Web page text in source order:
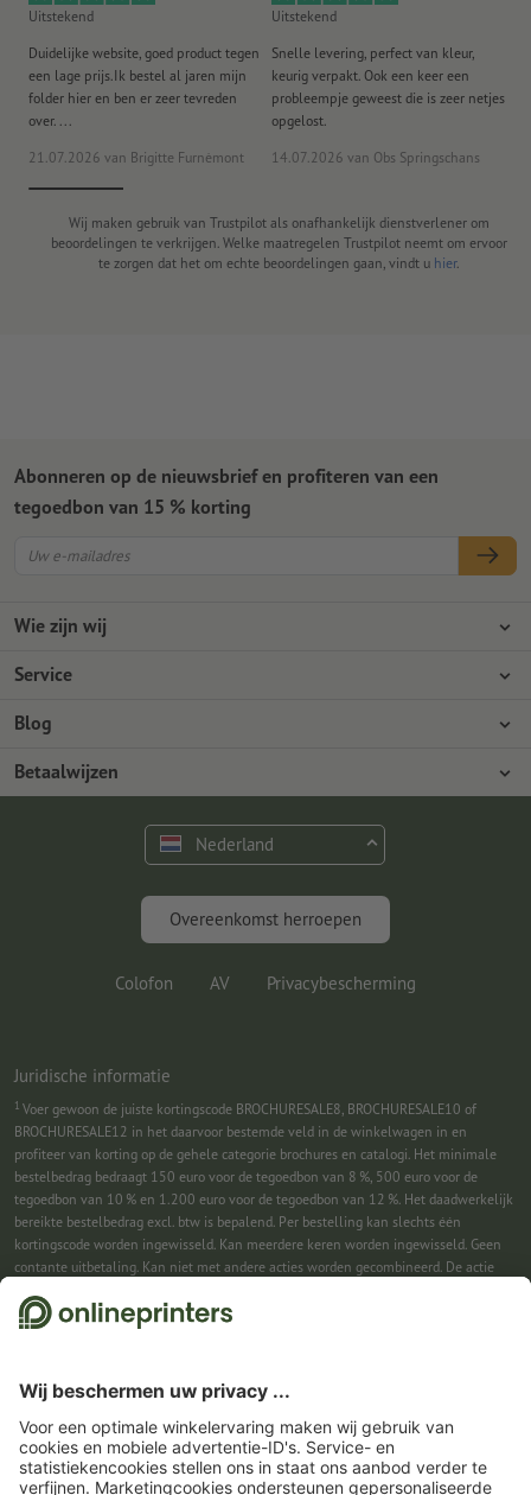
Uitstekend
Duidelijke website, goed product tegen
een lage prijs.Ik bestel al jaren mijn
folder hier en ben er zeer tevreden
over. ...
21.07.2026 van Brigitte Furnèmont
Uitstekend
Snelle levering, perfect van kleur,
keurig verpakt. Ook een keer een
probleempje geweest die is zeer netjes
opgelost.
14.07.2026 van Obs Springschans
Wij maken gebruik van Trustpilot als onafhankelijk dienstverlener om
beoordelingen te verkrijgen. Welke maatregelen Trustpilot neemt om ervoor
te zorgen dat het om echte beoordelingen gaan, vindt u hier.
Wie zijn wij
Ondernemingen
Milieubescherming
Service
Betaalwijzen
Verzending
Premium programma
Blog
Photoshop-tutorials
Gratis lettertypes en fonts
Marketing en insights
Betaalwijzen
Abonneren op de nieuwsbrief en profiteren van een
tegoedbon van 15 % korting
Nederland
Overeenkomst herroepen
Colofon AV Privacybescherming
Juridische informatie
1 Voer gewoon de juiste kortingscode BROCHURESALE8, BROCHURESALE10 of
BROCHURESALE12 in het daarvoor bestemde veld in de winkelwagen in en
profiteer van korting op de gehele categorie brochures en catalogi. Het minimale
bestelbedrag bedraagt 150 euro voor de tegoedbon van 8 %, 500 euro voor de
tegoedbon van 10 % en 1.200 euro voor de tegoedbon van 12 %. Het daadwerkelijk
bereikte bestelbedrag excl. btw is bepalend. Per bestelling kan slechts één
kortingscode worden ingewisseld. Kan meerdere keren worden ingewisseld. Geen
contante uitbetaling. Kan niet met andere acties worden gecombineerd. De actie
2Je ontvangst eerst een e-mail waarin je de aanmelding voor de nieuwsbrief
ingewisseld. Geen minimumbestelwaarde. Maximale hoogte van de korting: € 150
van de bestelwaarde (netto). Geen contante uitbetaling. Kan niet worden
gecombineerd met andere acties of kortingscodes.De tegoedbon is na ontvangst
zes weken geldig.